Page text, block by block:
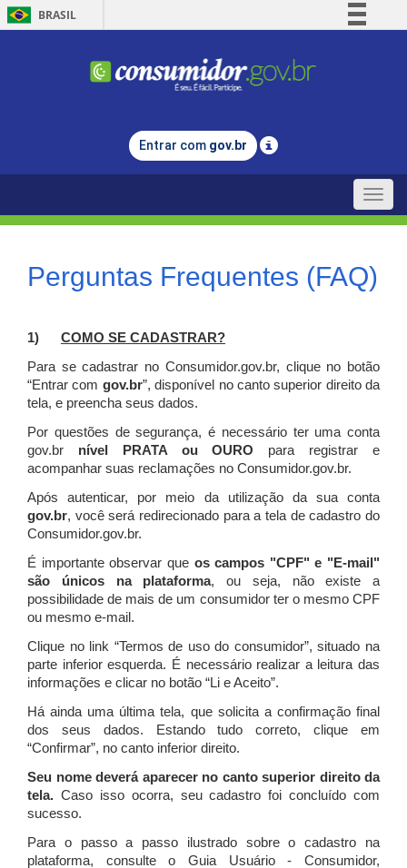
BRASIL
Comunica BR
Legislação
Entrar com gov.br
Toggle
Perguntas Frequentes (FAQ)
1) COMO SE CADASTRAR?
Para se cadastrar no Consumidor.gov.br, clique no botão
“Entrar com gov.br”, disponível no canto superior direito da
tela, e preencha seus dados.
Por questões de segurança, é necessário ter uma conta
gov.br nível PRATA ou OURO para registrar e
acompanhar suas reclamações no Consumidor.gov.br.
Após autenticar, por meio da utilização da sua conta
gov.br, você será redirecionado para a tela de cadastro do
Consumidor.gov.br.
É importante observar que os campos "CPF" e "E-mail"
são únicos na plataforma, ou seja, não existe a
possibilidade de mais de um consumidor ter o mesmo CPF
ou mesmo e-mail.
Clique no link “Termos de uso do consumidor”, situado na
parte inferior esquerda. É necessário realizar a leitura das
informações e clicar no botão “Li e Aceito”.
Há ainda uma última tela, que solicita a confirmação final
dos seus dados. Estando tudo correto, clique em
“Confirmar”, no canto inferior direito.
Seu nome deverá aparecer no canto superior direito da
tela. Caso isso ocorra, seu cadastro foi concluído com
sucesso.
Para o passo a passo ilustrado sobre o cadastro na
plataforma, consulte o Guia Usuário - Consumidor,